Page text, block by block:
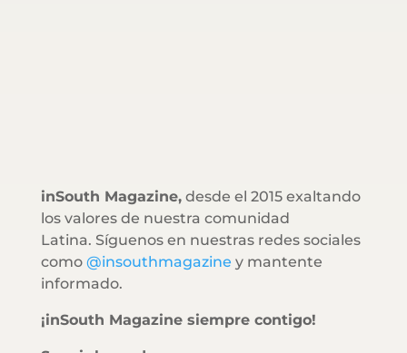
inSouth Magazine,desde el 2015 exaltando
los valores de nuestra comunidad
Latina. Síguenos en nuestras redes sociales
como @insouthmagazine y mantente
informado.
¡inSouth Magazine siempre contigo!